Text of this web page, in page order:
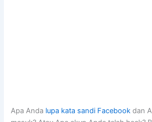
Apa Anda lupa kata sandi Facebook dan